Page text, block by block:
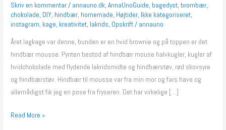
Skriv en kommentar/ annauno.dk,AnnaUnoGuide, bagedyst, brombær,
chokolade, DIY, hindbær, homemade, Højtider, Ikke kategoriseret,
instagram, kage, kreativitet, lakrids, Opskrift/ annauno
Året lagkage var denne, bunden er en hvid brownie og på toppen er det
hindbær mousse. Pynten bestod af hindbær mouse halvkugler, kugler af
hvidchokolade med flydende lakridsmidte og hindbærstøv, rød skovsyre
og hindbærstøv. Hindbær til mousse var fra min mor og fars have og
allernådigst fik jeg en pose fra fryseren. Det har virkelige […]
Read More »